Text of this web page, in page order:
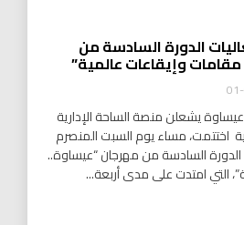
الدورة السادسة من
وإيقاعات عالمية”
يشعلن منصة الساحة الإدارية
اختتمت، مساء يوم السبت المنصرم
السادسة من مهرجان “عيساوة..
التي امتدت على مدى أربعة...